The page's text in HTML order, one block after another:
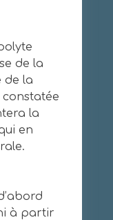
de la
de la
constatée
la
en
à partir